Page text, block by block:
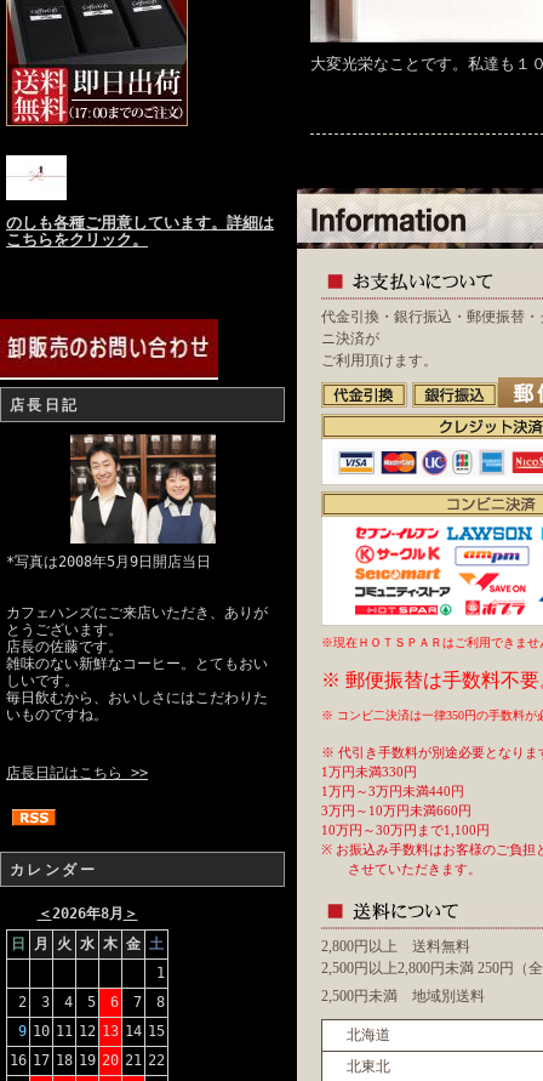
のしも各種ご用意しています。詳細は
こちらをクリック。
店長日記
*写真は2008年5月9日開店当日
カフェハンズにご来店いただき、ありが
とうございます。
店長の佐藤です。
雑味のない新鮮なコーヒー。とてもおい
しいです。
毎日飲むから、おいしさにはこだわりた
いものですね。
店長日記はこちら >>
カレンダー
＜2026年8月 ＞
日
月 火 水 木 金 土
1
2
3 4 5 6 7
8
9 10 11 12 13 14 15
16 17 18 19 20 21 22
大変光栄なことです。私達も１
代金引換・銀行振込・郵便振替
ニ決済が
ご利用頂けます。
※現在ＨＯＴＳＰＡＲはご利用できませ
※ 郵便振替は手数料不要
※ コンビ二決済は一律350円の手数料が
※ 代引き手数料が別途必要となりま
1万円未満330円
1万円～3万円未満440円
3万円～10万円未満660円
10万円～30万円まで1,100円
※ お振込み手数料はお客様のご負担
させていただきます。
2,800円以上 送料無料
2,500円以上2,800円未満 250円（
2,500円未満 地域別送料
北海道
北東北